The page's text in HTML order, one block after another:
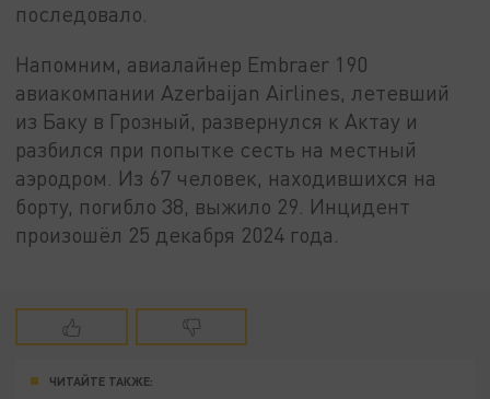
последовало.
Напомним, авиалайнер Embraer 190
авиакомпании Azerbaijan Airlines, летевший
из Баку в Грозный, развернулся к Актау и
разбился при попытке сесть на местный
аэродром. Из 67 человек, находившихся на
борту, погибло 38, выжило 29. Инцидент
произошёл 25 декабря 2024 года.
ЧИТАЙТЕ ТАКЖЕ: